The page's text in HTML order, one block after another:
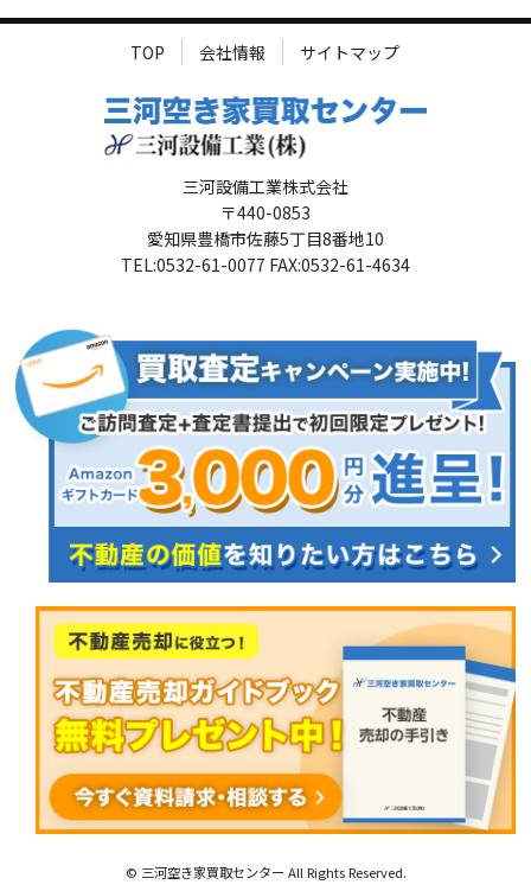
TOP 会社情報 サイトマップ
三河設備工業株式会社
〒440-0853
愛知県豊橋市佐藤5丁目8番地10
TEL:0532-61-0077 FAX:0532-61-4634
© 三河空き家買取センター All Rights Reserved.